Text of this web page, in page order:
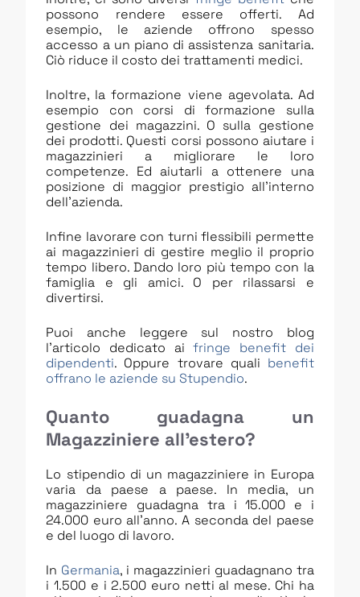
possono rendere essere offerti. Ad
esempio, le aziende offrono spesso
accesso a un piano di assistenza sanitaria.
Ciò riduce il costo dei trattamenti medici.
Inoltre, la formazione viene agevolata. Ad
esempio con corsi di formazione sulla
gestione dei magazzini. O sulla gestione
dei prodotti. Questi corsi possono aiutare i
magazzinieri a migliorare le loro
competenze. Ed aiutarli a ottenere una
posizione di maggior prestigio all’interno
dell’azienda.
Infine lavorare con turni flessibili permette
ai magazzinieri di gestire meglio il proprio
tempo libero. Dando loro più tempo con la
famiglia e gli amici. O per rilassarsi e
divertirsi.
Puoi anche leggere sul nostro blog
l’articolo dedicato aifringe benefit dei
dipendenti. Oppure trovare quali benefit
offrano le aziende su Stupendio.
Quanto guadagna un
Magazziniere all’estero?
Lo stipendio di un magazziniere in Europa
varia da paese a paese. In media, un
magazziniere guadagna tra i 15.000 e i
24.000 euro all’anno. A seconda del paese
e del luogo di lavoro.
In Germania, i magazzinieri guadagnano tra
i 1.500 e i 2.500 euro netti al mese. Chi ha